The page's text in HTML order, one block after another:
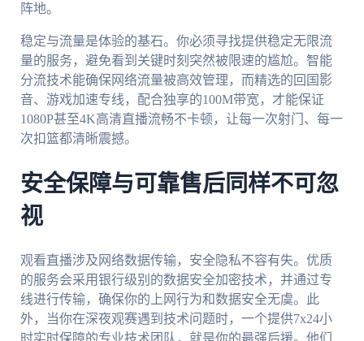
阵地。
稳定与流量是体验的基石。你必须寻找提供稳定无限流
量的服务，避免看到关键时刻突然被限速的尴尬。智能
分流技术能确保网络流量被高效管理，而精选的回国影
音、游戏加速专线，配合独享的100M带宽，才能保证
1080P甚至4K高清直播流畅不卡顿，让每一次射门、每一
次扣篮都清晰震撼。
安全保障与可靠售后同样不可忽
视
观看直播涉及网络数据传输，安全隐私不容有失。优质
的服务会采用银行级别的数据安全加密技术，并通过专
线进行传输，确保你的上网行为和数据安全无虞。此
外，当你在深夜观赛遇到技术问题时，一个提供7x24小